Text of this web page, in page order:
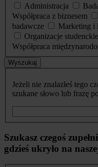
Administracja
Współpraca z biznesem
badawcze
Marketing i
Organizacje studenckie
Współpraca
Wyszukaj
Jeżeli nie znalazłeś tego
szukane słowo lub frazę
Szukasz czegoś
gdzieś ukryło na